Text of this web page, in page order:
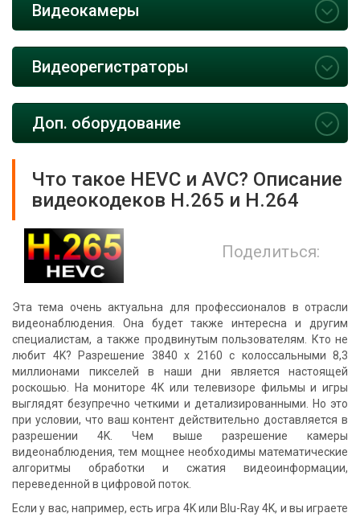
Видеокамеры
Видеорегистраторы
Доп. оборудование
Что такое HEVC и AVC? Описание
видеокодеков H.265 и H.264
Поделиться:
Эта тема очень актуальна для профессионалов в отрасли
видеонаблюдения. Она будет также интересна и другим
специалистам, а также продвинутым пользователям. Кто не
любит 4K? Разрешение 3840 x 2160 с колоссальными 8,3
миллионами пикселей в наши дни является настоящей
роскошью. На мониторе 4K или телевизоре фильмы и игры
выглядят безупречно четкими и детализированными. Но это
при условии, что ваш контент действительно доставляется в
разрешении 4K. Чем выше разрешение камеры
видеонаблюдения, тем мощнее необходимы математические
алгоритмы обработки и сжатия видеоинформации,
переведенной в цифровой поток.
Если у вас, например, есть игра 4K или Blu-Ray 4K, и вы играете